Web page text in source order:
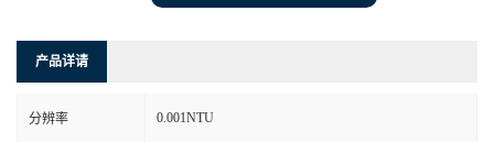
产品详请
分辨率 0.001NTU